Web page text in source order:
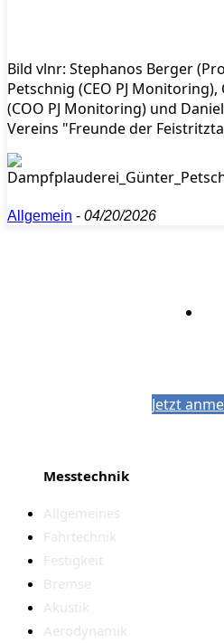
Bild vlnr: Stephanos Berger
Petschnig (CEO PJ
(COO PJ Monitoring) und
Vereins "Freunde der
Allgemein - 04/20/2026
Jetzt
Messtechnik
Allgemeines
Fahrtechnik
Festigkeit
Bremse
Akustik
Aerodynamik